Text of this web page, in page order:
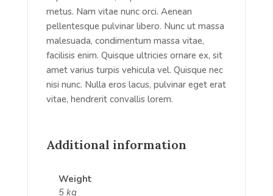
metus. Nam vitae nunc orci. Aenean
pellentesque pulvinar libero. Nunc ut massa
malesuada, condimentum massa vitae,
facilisis enim. Quisque ultricies ornare ex, sit
amet varius turpis vehicula vel. Quisque nec
nisi nunc. Nulla eros lacus, pulvinar eget erat
vitae, hendrerit convallis lorem.
Additional information
Weight
5 kg